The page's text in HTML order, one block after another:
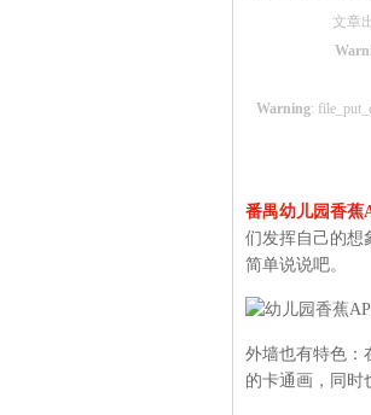
文章
Warning:
番禺幼儿园香蕉
们发挥自己的想
简单说说吧。
外墙也有特色
的卡通画，同